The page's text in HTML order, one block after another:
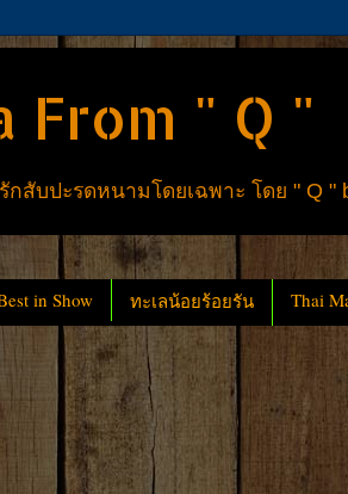
From " Q "
บปะรดหนามโดยเฉพาะ โดย " Q "
in Show ทะเลน้อยร้อยรัน Thai